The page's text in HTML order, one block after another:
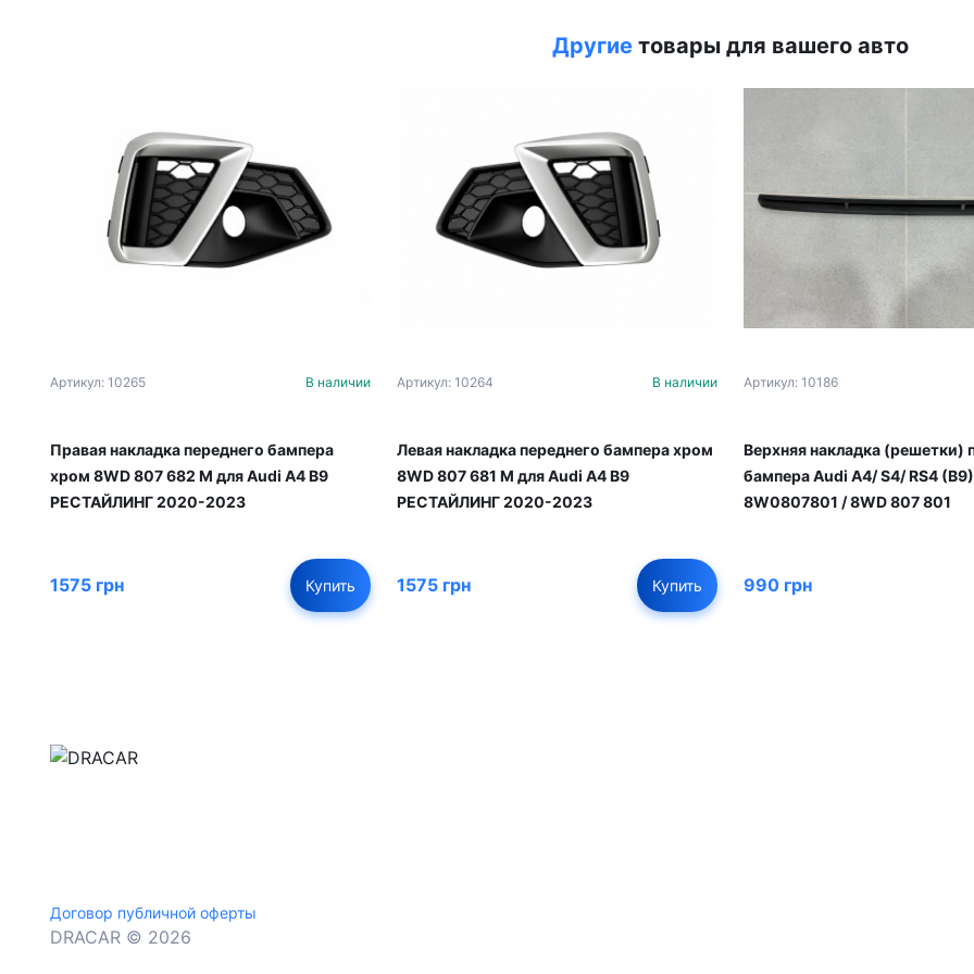
Другие товары для вашего авто
Артикул: 10265 В наличии
Правая накладка переднего бампера
хром 8WD 807 682 M для Audi A4 B9
РЕСТАЙЛИНГ 2020-2023
1575 грн Купить
Артикул: 10264 В наличии
Левая накладка переднего бампера хром
8WD 807 681 M для Audi A4 B9
РЕСТАЙЛИНГ 2020-2023
1575 грн Купить
Артикул: 10186
Верхняя накладка (решетки)
бампера Audi A4/ S4/ RS4
8W0807801 / 8WD 807 801
990 грн
Договор публичной оферты
DRACAR © 2026